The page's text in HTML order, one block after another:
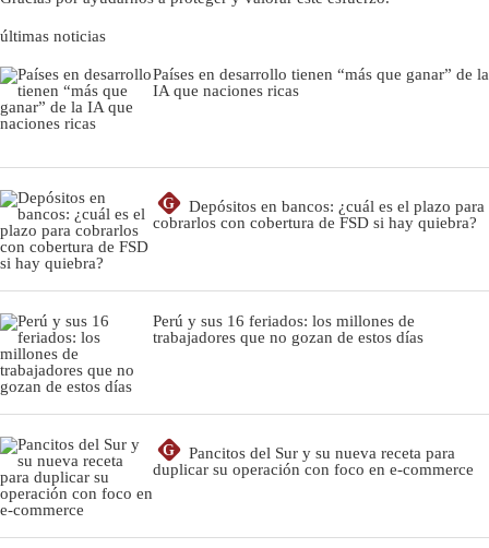
últimas noticias
Países en desarrollo tienen “más que ganar” de la
IA que naciones ricas
G
Depósitos en bancos: ¿cuál es el plazo para
cobrarlos con cobertura de FSD si hay quiebra?
Perú y sus 16 feriados: los millones de
trabajadores que no gozan de estos días
G
Pancitos del Sur y su nueva receta para
duplicar su operación con foco en e-commerce